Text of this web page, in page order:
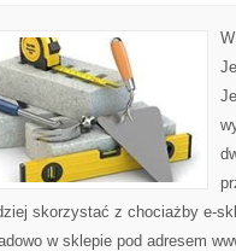
skorzystać z chociażby e-
w sklepie pod adresem